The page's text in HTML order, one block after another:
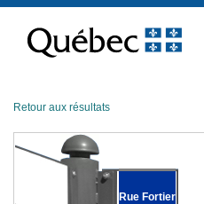
contenu
Retour aux résultats
Rue Fortier